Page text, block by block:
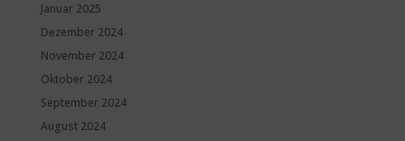
Januar 2025
Dezember 2024
November 2024
Oktober 2024
September 2024
August 2024